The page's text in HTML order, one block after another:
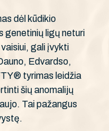
dėl kūdikio
genetinių ligų neturi
gali įvykti
Edvardso,
tyrimas leidžia
šių anomalijų
Tai pažangus